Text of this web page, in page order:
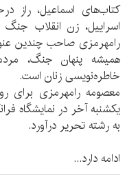
کتاب‌های اسماعیل، راز
اسراییل، زن انقلاب جنگ
رامهرمزی صاحب چندین
همیشه پنهان جنگ،
خاطره‌نویسی زنان است.
معصومه رامهرمزی برای
یکشنبه آخر در نمایشگاه
به رشته تحریر درآورد.
ادامه دارد...